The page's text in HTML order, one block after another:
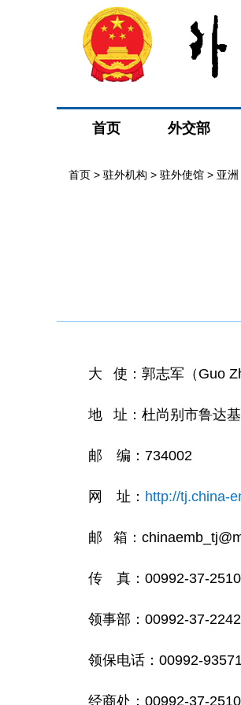
首页 外交部
首页 > 驻外机构 > 驻外使馆 > 亚洲
大 使：郭志军（Guo
地 址：杜尚别市鲁达基
邮 编：734002
网 址： http://tj.china-
邮 箱：
传 真：00992-37-
领事部：00992-37-
领保电话：00992-
经商处：00992-37-